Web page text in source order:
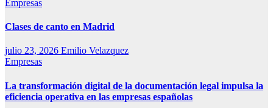
Empresas
Clases de canto en Madrid
julio 23, 2026 Emilio Velazquez
Empresas
La transformación digital de la documentación legal impulsa la
eficiencia operativa en las empresas españolas